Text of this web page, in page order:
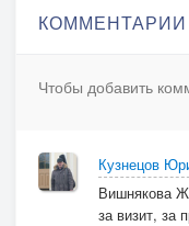
Праздник
Площади
КОММЕНТАРИИ
Чтобы добавить
Кузнецов
Вишнякова
за визит, за